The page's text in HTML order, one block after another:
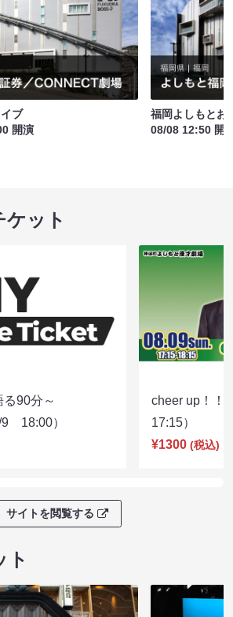
ブ
開演
福岡よしもとお
08/08 12:50 開
ケット
90分～
9 18:00）
cheer up！
17:15）
¥1300 (税込)
サイトを閲覧する
ト